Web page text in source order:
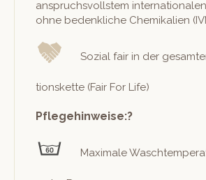
anspruchsvoll­stem
ohne beden­kliche Chemikalien
Sozial fair in der
tions­kette (Fair For Life)
Pflegehinweise:?
Max­i­male